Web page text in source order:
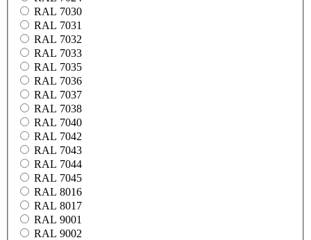
RAL 7030
RAL 7031
RAL 7032
RAL 7033
RAL 7035
RAL 7036
RAL 7037
RAL 7038
RAL 7040
RAL 7042
RAL 7043
RAL 7044
RAL 7045
RAL 8016
RAL 8017
RAL 9001
RAL 9002